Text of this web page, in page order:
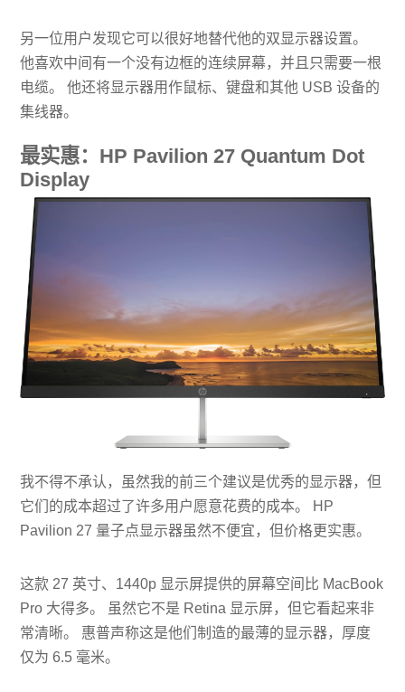
另一位用户发现它可以很好地替代他的双显示器设置。
他喜欢中间有一个没有边框的连续屏幕，并且只需要一根
电缆。 他还将显示器用作鼠​​标、键盘和其他 USB 设备的
集线器。
最实惠：HP Pavilion 27 Quantum Dot
Display
我不得不承认，虽然我的前三个建议是优秀的显示器，但
它们的成本超过了许多用户愿意花费的成本。 HP
Pavilion 27 量子点显示器虽然不便宜，但价格更实惠。
这款 27 英寸、1440p 显示屏提供的屏幕空间比 MacBook
Pro 大得多。 虽然它不是 Retina 显示屏，但它看起来非
常清晰。 惠普声称这是他们制造的最薄的显示器，厚度
仅为 6.5 毫米。